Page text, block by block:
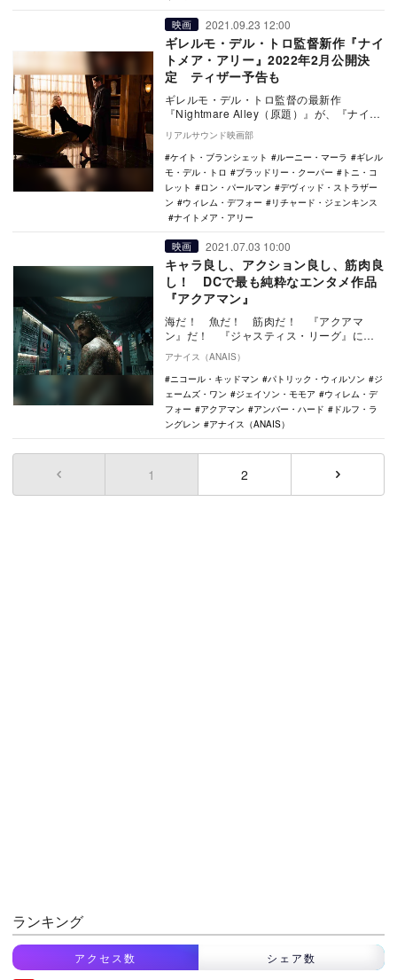
映画 2021.09.23 12:00
ギレルモ・デル・トロ監督新作『ナイ
トメア・アリー』2022年2月公開決
定 ティザー予告も
ギレルモ・デル・トロ監督の最新作
『Nightmare Alley（原題）』が、『ナイト
メア・アリー』の邦題で2022年2月25日…
リアルサウンド映画部
ケイト・ブランシェット
ルーニー・マーラ
ギレル
モ・デル・トロ
ブラッドリー・クーパー
トニ・コ
レット
ロン・パールマン
デヴィッド・ストラザー
ン
ウィレム・デフォー
リチャード・ジェンキンス
ナイトメア・アリー
映画 2021.07.03 10:00
キャラ良し、アクション良し、筋肉良
し！ DCで最も純粋なエンタメ作品
『アクアマン』
海だ！ 魚だ！ 筋肉だ！ 『アクアマ
ン』だ！ 『ジャスティス・リーグ』に登
ーが主人公の本作…
アナイス（ANAIS）
ニコール・キッドマン
パトリック・ウィルソン
ジ
ェームズ・ワン
ジェイソン・モモア
ウィレム・デ
フォー
アクアマン アンバー・ハード
ドルフ・ラ
ングレン
アナイス（ANAIS）
1 2
ランキング
アクセス数 シェア数